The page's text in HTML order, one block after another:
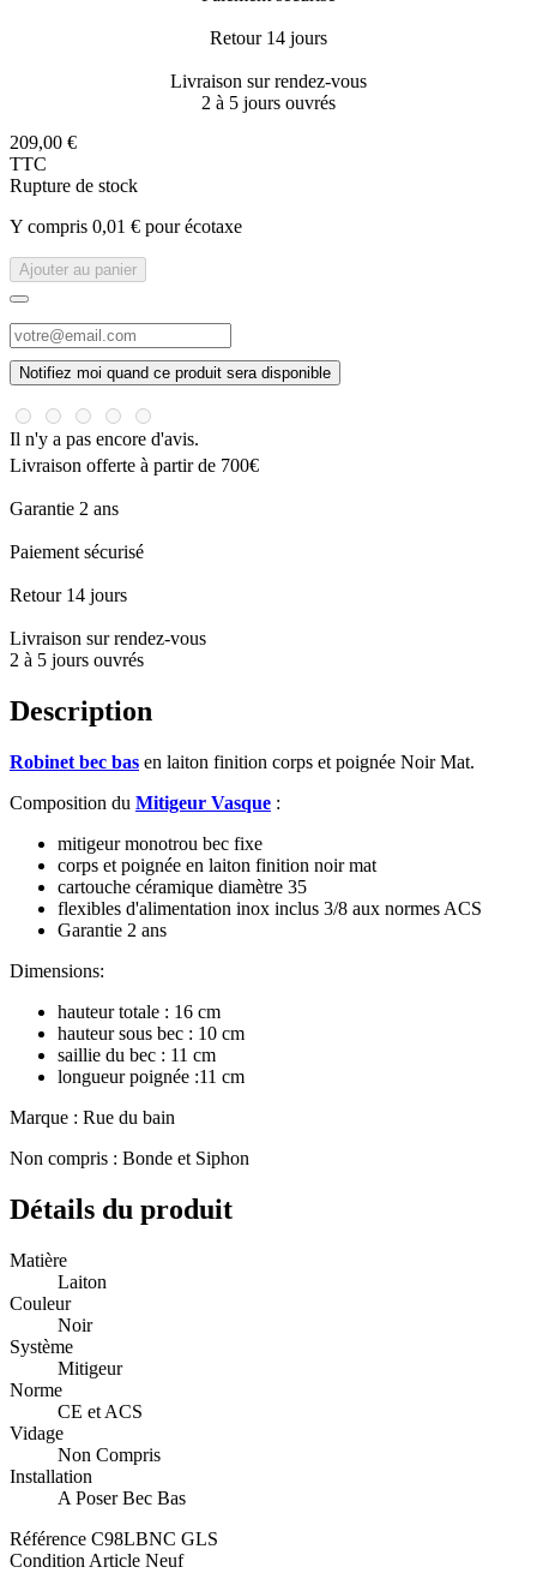
Retour 14 jours
Livraison sur rendez-vous
2 à 5 jours ouvrés
209,00 €
TTC
Rupture de stock
Y compris 0,01 € pour écotaxe
Ajouter au panier
Notifiez moi quand ce produit sera disponible
Il n'y a pas encore d'avis.
Livraison offerte à partir de 700€
Garantie 2 ans
Paiement sécurisé
Retour 14 jours
Livraison sur rendez-vous
2 à 5 jours ouvrés
Description
Robinet bec bas en laiton finition corps et poignée Noir Mat.
Composition du Mitigeur Vasque :
mitigeur monotrou bec fixe
corps et poignée en laiton finition noir mat
cartouche céramique diamètre 35
flexibles d'alimentation inox inclus 3/8 aux normes ACS
Garantie 2 ans
Dimensions:
hauteur totale : 16 cm
hauteur sous bec : 10 cm
saillie du bec : 11 cm
longueur poignée :11 cm
Marque : Rue du bain
Non compris : Bonde et Siphon
Détails du produit
Matière
Laiton
Couleur
Noir
Système
Mitigeur
Norme
CE et ACS
Vidage
Non Compris
Installation
A Poser Bec Bas
Référence C98LBNC GLS
Condition Article Neuf